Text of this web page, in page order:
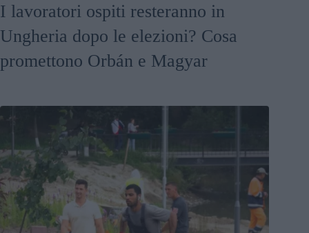
I lavoratori ospiti resteranno in
Ungheria dopo le elezioni? Cosa
promettono Orbán e Magyar